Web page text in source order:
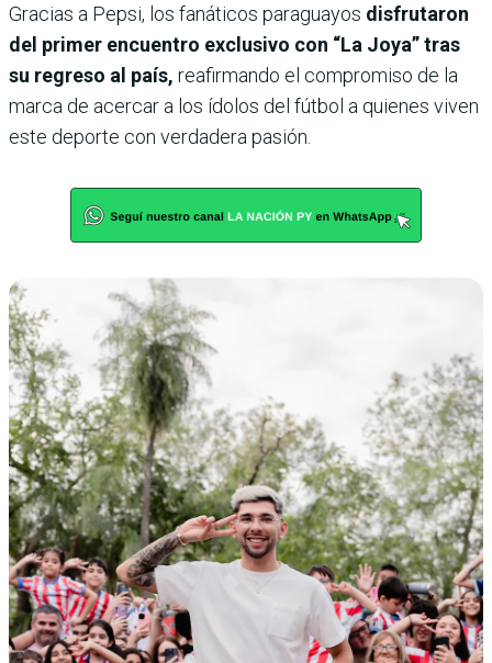
Gracias a Pepsi, los fanáticos paraguayos disfrutaron
del primer encuentro exclusivo con “La Joya” tras
su regreso al país, reafirmando el compromiso de la
marca de acercar a los ídolos del fútbol a quienes viven
este deporte con verdadera pasión.